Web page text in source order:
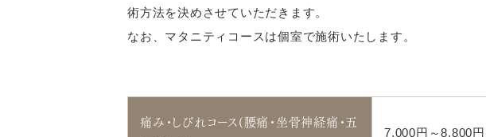
術方法を決めさせていただきます。
なお、マタニティコースは個室で施術いたします。
痛み・しびれコース(腰痛・坐骨神経痛・五
7,000円～8,800